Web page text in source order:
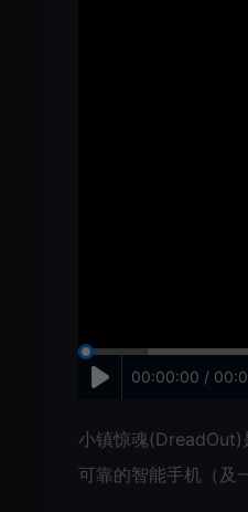
00:00:00 /
小镇惊魂(DreadOut)
可靠的智能手机（及